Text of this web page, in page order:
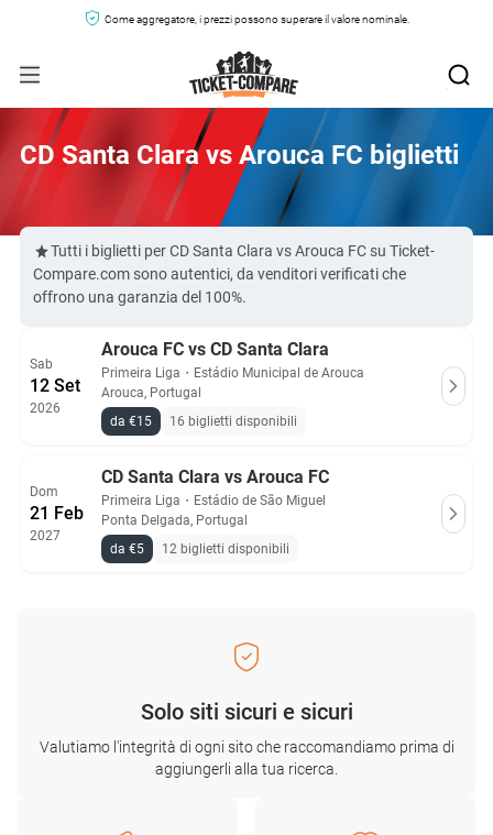
Come aggregatore, i prezzi possono superare il valore nominale.
CD Santa Clara vs Arouca FC biglietti
Tutti i biglietti per CD Santa Clara vs Arouca FC su Ticket-
Compare.com sono autentici, da venditori verificati che
offrono una garanzia del 100%.
Sab
12 Set
2026
Arouca FC vs CD Santa Clara
Primeira Liga ・ Estádio Municipal de Arouca
Arouca, Portugal
da €15
16 biglietti disponibili
Dom
21 Feb
2027
CD Santa Clara vs Arouca FC
Primeira Liga ・ Estádio de São Miguel
Ponta Delgada, Portugal
da €5
12 biglietti disponibili
Solo siti sicuri e sicuri
Valutiamo l'integrità di ogni sito che raccomandiamo prima di
aggiungerli alla tua ricerca.